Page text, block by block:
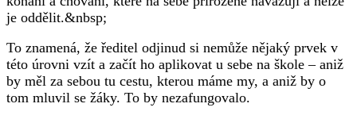
je oddělit.&nbsp;
To znamená, že ředitel odjinud si nemůže nějaký prvek v
této úrovni vzít a začít ho aplikovat u sebe na škole – aniž
by měl za sebou tu cestu, kterou máme my, a aniž by o
tom mluvil se žáky. To by nezafungovalo.